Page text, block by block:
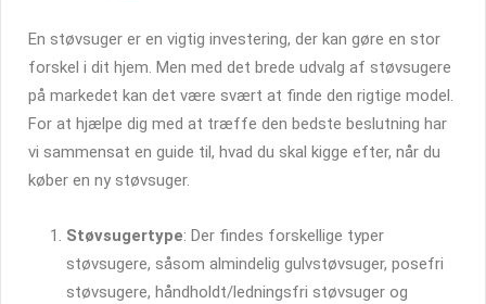
En støvsuger er en vigtig investering, der kan gøre en stor
forskel i dit hjem. Men med det brede udvalg af støvsugere
på markedet kan det være svært at finde den rigtige model.
For at hjælpe dig med at træffe den bedste beslutning har
vi sammensat en guide til, hvad du skal kigge efter, når du
køber en ny støvsuger.
Støvsugertype: Der findes forskellige typer
støvsugere, såsom almindelig gulvstøvsuger, posefri
støvsugere, håndholdt/ledningsfri støvsuger og